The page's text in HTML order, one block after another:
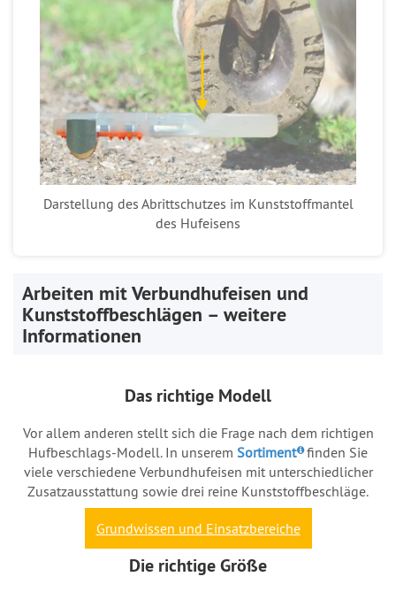
Darstellung des Abrittschutzes im Kunststoffmantel
des Hufeisens
Arbeiten mit Verbundhufeisen und
Kunststoffbeschlägen – weitere
Informationen
Das richtige Modell
Vor allem anderen stellt sich die Frage nach dem richtigen
Hufbeschlags-Modell. In unserem Sortiment finden Sie
viele verschiedene Verbundhufeisen mit unterschiedlicher
Zusatzausstattung sowie drei reine Kunststoffbeschläge.
Grundwissen und Einsatzbereiche
Die richtige Größe